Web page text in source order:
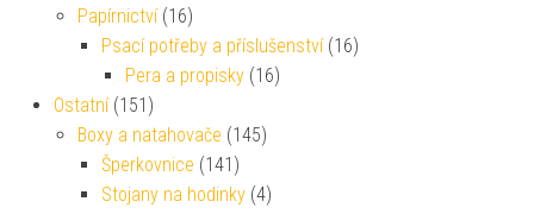
Papírnictví (16)
Psací potřeby a příslušenství (16)
Pera a propisky (16)
Ostatní (151)
Boxy a natahovače (145)
Šperkovnice (141)
Stojany na hodinky (4)